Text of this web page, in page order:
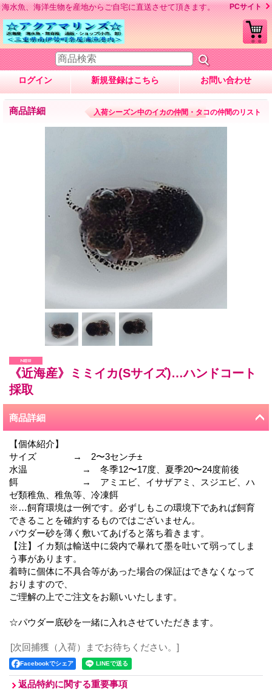
海水魚、海洋生物を産地からご自宅に直送させて頂きます。 PCサイト
ログイン 新規登録はこちら お問い合わせ
商品詳細 入荷シーズン中のイカの仲間・タコの仲間のリスト
《近海産》ミミイカ(Sサイズ)…ハンドコート
採取
商品詳細
【個体紹介】
サイズ → 2〜3センチ±
水温 → 冬季12〜17度、夏季20〜24度前後
餌 → アミエビ、イサザアミ、スジエビ、ハ
ゼ類稚魚、稚魚等、冷凍餌
※…飼育環境は一例です。必ずしもこの環境下であれば飼育
できることを確約するものではございません。
パウダー砂を薄く敷いてあげると落ち着きます。
【注】イカ類は輸送中に袋内で暴れて墨を吐いて弱ってしま
う事があります。
着時に個体に不具合等があった場合の保証はできなくなって
おりますので、
ご理解の上でご注文をお願いいたします。
☆パウダー底砂を一緒に入れさせていただきます。
[次回捕獲（入荷）までお待ちください。]
Facebookでシェア
返品特約に関する重要事項